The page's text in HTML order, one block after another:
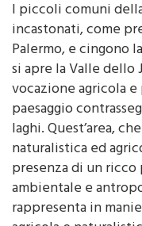
I piccoli comuni
incastonati, come
Palermo, e cingono
si apre la Valle dello
vocazione agricola
paesaggio
laghi. Quest’area,
naturalistica ed
presenza di un
ambientale e
rappresenta in